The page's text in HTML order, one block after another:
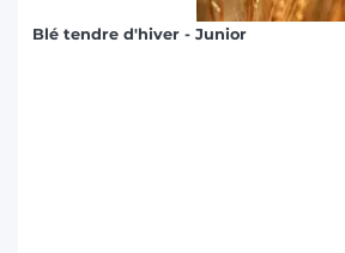
Blé tendre d'hiver - Junior